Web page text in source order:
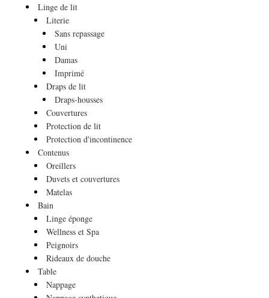
Linge de lit
Literie
Sans repassage
Uni
Damas
Imprimé
Draps de lit
Draps-housses
Couvertures
Protection de lit
Protection d'incontinence
Contenus
Oreillers
Duvets et couvertures
Matelas
Bain
Linge éponge
Wellness et Spa
Peignoirs
Rideaux de douche
Table
Nappage